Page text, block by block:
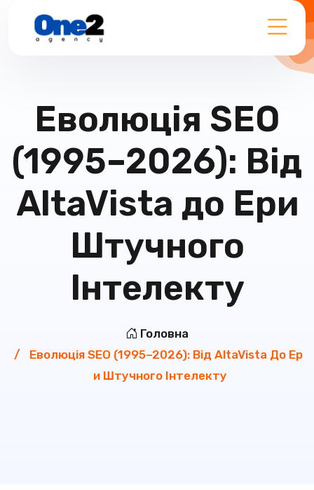
Еволюція SEO
(1995–2026): Від
AltaVista до Ери
Штучного
Інтелекту
Головна
Еволюція SEO (1995–2026): Від AltaVista До Ер
И Штучного Інтелекту